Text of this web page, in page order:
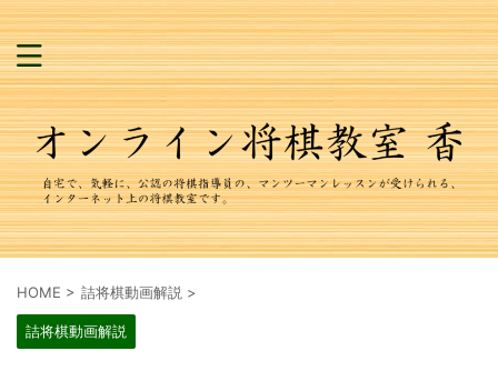
HOME > 詰将棋動画解説 >
詰将棋動画解説